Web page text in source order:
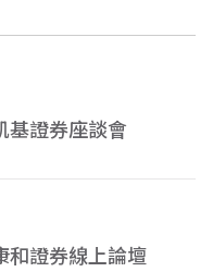
基證券座談會
和證券線上論壇